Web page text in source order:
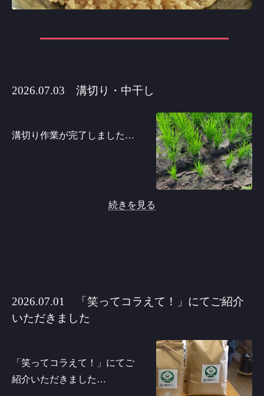
2026.07.03 溝切り・中干し
溝切り作業が完了しました…
続きを見る
2026.07.01 「笑ってコラえて！」にてご紹介
いただきました
「笑ってコラえて！」にてご
紹介いただきました…